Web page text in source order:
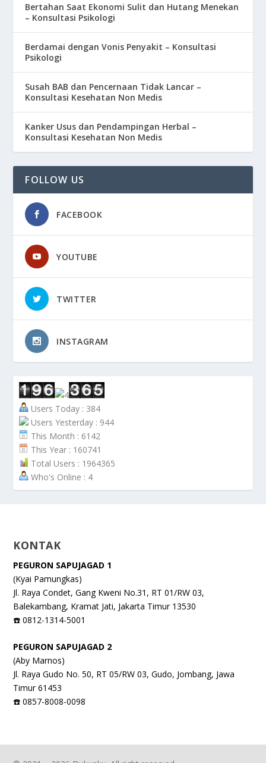
Bertahan Saat Ekonomi Sulit dan Hutang Menekan
– Konsultasi Psikologi
Berdamai dengan Vonis Penyakit – Konsultasi
Psikologi
Susah BAB dan Pencernaan Tidak Lancar –
Konsultasi Kesehatan Non Medis
Kanker Usus dan Pendampingan Herbal –
Konsultasi Kesehatan Non Medis
FOLLOW US
FACEBOOK
YOUTUBE
TWITTER
INSTAGRAM
Users Today : 384
Users Yesterday : 944
This Month : 6142
This Year : 160741
Total Users : 1964365
Who's Online : 4
KONTAK
PEGURON SAPUJAGAD 1
(Kyai Pamungkas)
Jl. Raya Condet, Gang Kweni No.31, RT 01/RW 03,
Balekambang, Kramat Jati, Jakarta Timur 13530
☎️ 0812-1314-5001
PEGURON SAPUJAGAD 2
(Aby Marnos)
Jl. Raya Gudo No. 50, RT 05/RW 03, Gudo, Jombang, Jawa
Timur 61453
☎️ 0857-8008-0098